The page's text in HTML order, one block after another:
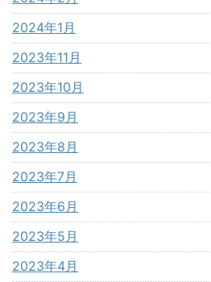
2024年1月
2023年11月
2023年10月
2023年9月
2023年8月
2023年7月
2023年6月
2023年5月
2023年4月